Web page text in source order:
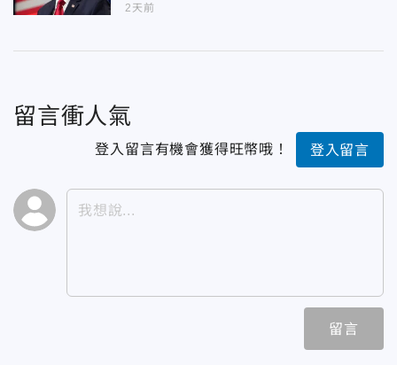
2天前
留言衝人氣
登入留言有機會獲得旺幣哦！ 登入留言
留言